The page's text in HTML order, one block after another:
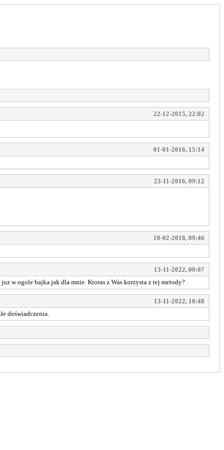
22-12-2015, 22:02
01-01-2016, 15:14
23-11-2016, 09:12
10-02-2018, 09:46
13-11-2022, 00:07
w ogole bajka jak dla mnie. Ktoras z Was korzysta z tej metody?
13-11-2022, 10:48
doświadczenia.